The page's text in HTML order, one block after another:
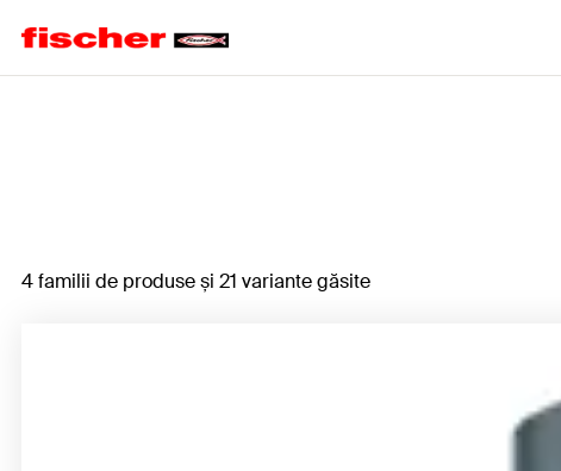
4 familii de produse și 21 variante găsite